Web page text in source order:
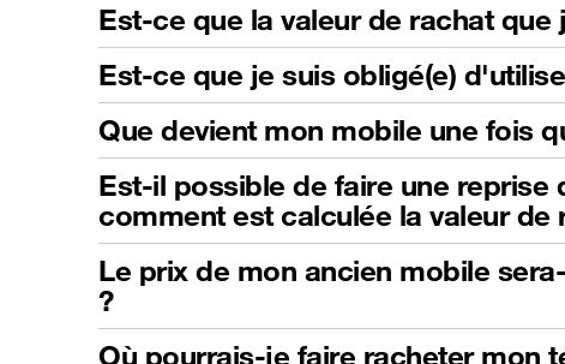
Est-ce que la valeur de rachat
Est-ce que je suis obligé(e)
Que devient mon mobile une fois
Est-il possible de faire une
comment est calculée la valeur
Le prix de mon ancien mobile
?
Où pourrais-je faire racheter mon